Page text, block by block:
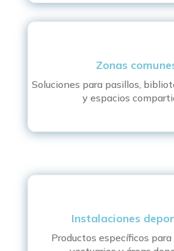
Zonas
Soluciones para pasillos,
y espacios
Instalaciones
Productos específicos para